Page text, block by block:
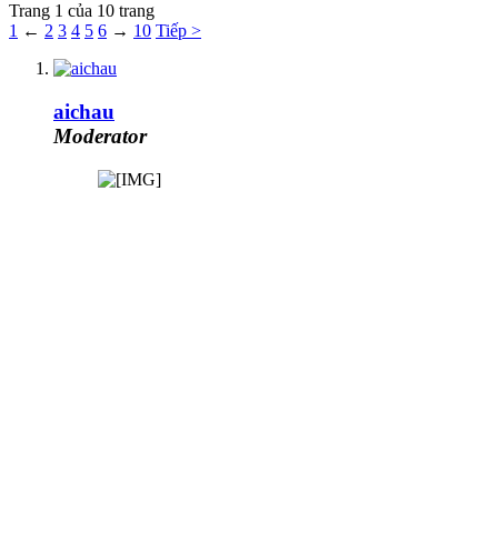
Trang 1 của 10 trang
1 ← 2 3 4 5 6 → 10 Tiếp >
aichau
Moderator